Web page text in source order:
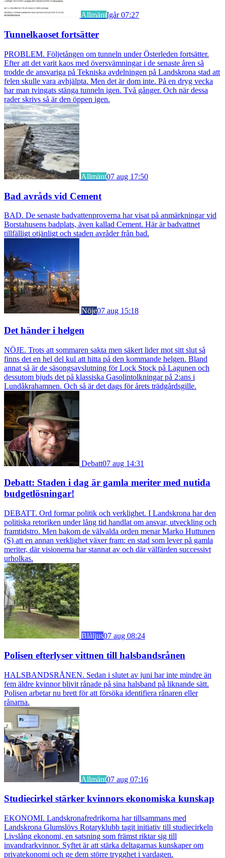
AllmäntIgår 07:27
Tunnelkaoset fortsätter
PROBLEM. Följetången om tunneln under Österleden fortsätter.
Efter att det varit kaos med översvämningar i de senaste åren så
trodde de ansvariga på Tekniska avdelningen på Landskrona stad att
felen skulle vara avhjälpta. Men det är dom inte. På en dryg vecka
har man tvingats stänga tunneln igen. Två gånger. Och när dessa
rader skrivs så är den öppen igen.
Allmänt07 aug 17:50
Bad avråds vid Cement
BAD. De senaste badvattenproverna har visat på anmärkningar vid
Borstahusens badplats, även kallad Cement. Här är badvattnet
tillfälligt otjänligt och staden avråder från bad.
Nöje07 aug 15:18
Det händer i helgen
NÖJE. Trots att sommaren sakta men säkert lider mot sitt slut så
finns det en hel del kul att hitta på den kommande helgen. Bland
annat så är de säsongsavslutning för Lock Stock på Lagunen och
dessutom bjuds det på klassiska Gasolintolkningar på 2:ans i
Lundåkrahamnen. Och så är det dags för årets trädgårdsgille.
Debatt07 aug 14:31
Debatt: Staden i dag är gamla meriter med nutida
budgetlösningar!
DEBATT. Ord formar politik och verklighet. I Landskrona har den
politiska retoriken under lång tid handlat om ansvar, utveckling och
framtidstro. Men bakom de välvalda orden menar Marko Huttunen
(S) att en annan verklighet växer fram: en stad som lever på gamla
meriter, där visionerna har stannat av och där välfärden successivt
urholkas.
Blåljus07 aug 08:24
Polisen efterlyser vittnen till halsbandsrånen
HALSBANDSRÅNEN. Sedan i slutet av juni har inte mindre än
fem äldre kvinnor blivit rånade på sina halsband på liknande sätt.
Polisen arbetar nu brett för att försöka identifiera rånaren eller
rånarna.
Allmänt07 aug 07:16
Studiecirkel stärker kvinnors ekonomiska kunskap
EKONOMI. Landskronafredrikorna har tillsammans med
Landskrona Glumslövs Rotaryklubb tagit initiativ till studiecirkeln
Livslång ekonomi, en satsning som främst riktar sig till
invandrarkvinnor. Syftet är att stärka deltagarnas kunskaper om
privatekonomi och ge dem större trygghet i vardagen.